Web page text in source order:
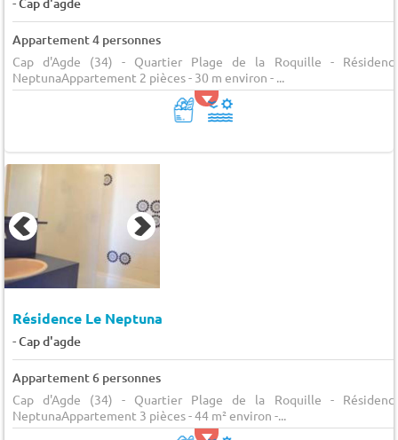
Appartement 4 personnes
Cap d'Agde (34) - Quartier Plage de la Roquille -
NeptunaAppartement 2 pièces - 30 m environ - ...
Résidence Le Neptuna
-Cap d'agde
Appartement 6 personnes
Cap d'Agde (34) - Quartier Plage de la Roquille -
NeptunaAppartement 3 pièces - 44 m² environ -...